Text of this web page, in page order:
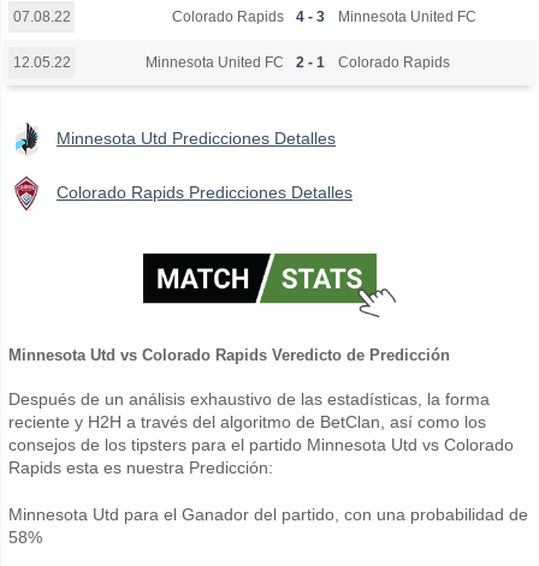
07.08.22 Colorado Rapids 4 - 3 Minnesota United FC
12.05.22 Minnesota United FC 2 - 1 Colorado Rapids
Minnesota Utd Predicciones Detalles
Colorado Rapids Predicciones Detalles
Minnesota Utd vs Colorado Rapids Veredicto de Predicción
Después de un análisis exhaustivo de las estadísticas, la forma
reciente y H2H a través del algoritmo de BetClan, así como los
consejos de los tipsters para el partido Minnesota Utd vs Colorado
Rapids esta es nuestra Predicción:
Minnesota Utd para el Ganador del partido, con una probabilidad de
58%